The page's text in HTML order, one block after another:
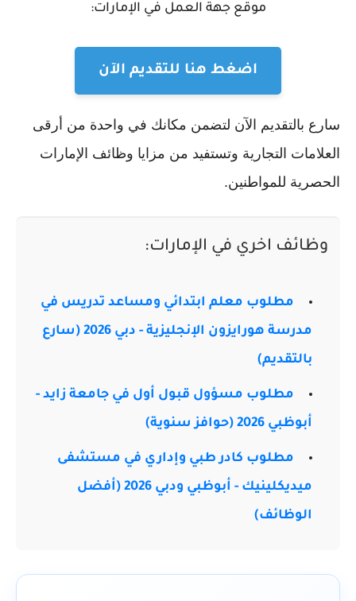
موقع جهة العمل في الإمارات:
اضغط هنا للتقديم الآن
سارع بالتقديم الآن لتضمن مكانك في واحدة من أرقى
العلامات التجارية وتستفيد من مزايا وظائف الإمارات
الحصرية للمواطنين.
وظائف اخري في الإمارات:
مطلوب معلم ابتدائي ومساعد تدريس في
مدرسة هورايزون الإنجليزية - دبي 2026 (سارع
بالتقديم)
مطلوب مسؤول قبول أول في جامعة زايد -
أبوظبي 2026 (حوافز سنوية)
مطلوب كادر طبي وإداري في مستشفى
ميديكلينيك - أبوظبي ودبي 2026 (أفضل
الوظائف)